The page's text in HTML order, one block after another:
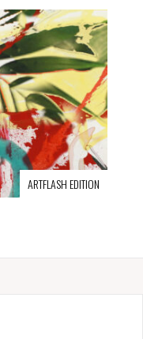
ARTFLASH EDITION